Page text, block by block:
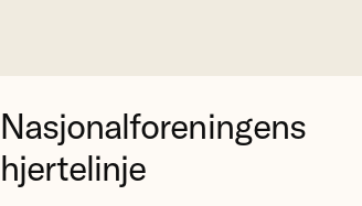
Nasjonalforeningens
hjertelinje